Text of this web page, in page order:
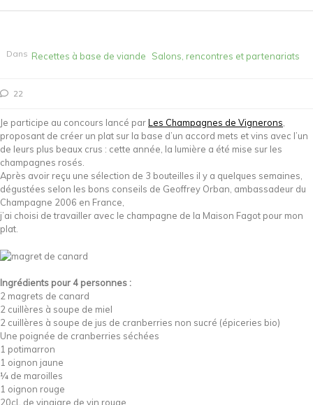
Dans Recettes à base de viande Salons, rencontres et partenariats
22
Je participe au concours lancé parLes Champagnes de Vignerons
proposant de créer un plat sur la base d’un accord mets et vins avec l’un
de leurs plus beaux crus : cette année, la lumière a été mise sur les
champagnes rosés.
Après avoir reçu une sélection de 3 bouteilles il y a quelques semaines,
dégustées selon les bons conseils de Geoffrey Orban, ambassadeur du
Champagne 2006 en France,
j’ai choisi de travailler avec le champagne de la Maison Fagot pour mon
plat.
Ingrédients pour 4 personnes :
2 magrets de canard
2 cuillères à soupe de miel
2 cuillères à soupe de jus de cranberries non sucré (épiceries bio)
Une poignée de cranberries séchées
1 potimarron
1 oignon jaune
¼ de maroilles
1 oignon rouge
20cL de vinaigre de vin rouge